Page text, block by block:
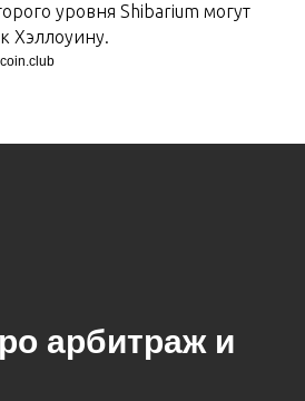
уровня Shibarium могут
Хэллоуину.
арбитраж и